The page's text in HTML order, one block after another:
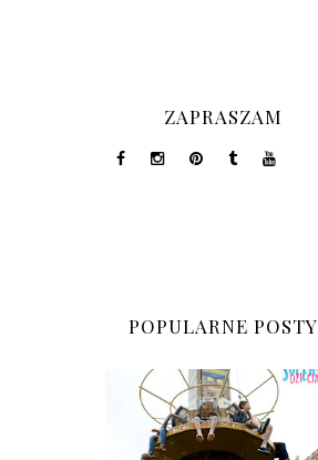
ZAPRASZAM
POPULARNE POSTY